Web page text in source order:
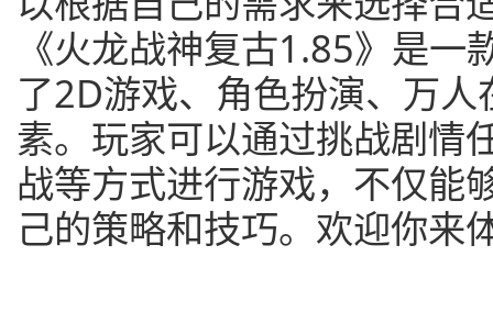
《火龙战神复古1.85》是
了2D游戏、角色扮演、万
素。玩家可以通过挑战剧情
战等方式进行游戏，不仅能
己的策略和技巧。欢迎你来